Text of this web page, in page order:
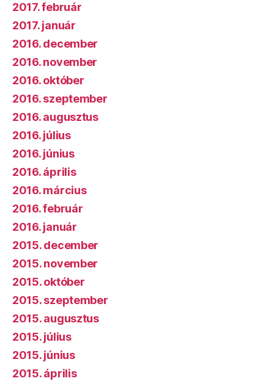
2017. február
2017. január
2016. december
2016. november
2016. október
2016. szeptember
2016. augusztus
2016. július
2016. június
2016. április
2016. március
2016. február
2016. január
2015. december
2015. november
2015. október
2015. szeptember
2015. augusztus
2015. július
2015. június
2015. április